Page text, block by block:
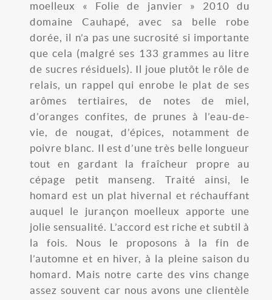
moelleux « Folie de janvier » 2010 du
domaine Cauhapé, avec sa belle robe
dorée, il n’a pas une sucrosité si importante
que cela (malgré ses 133 grammes au litre
de sucres résiduels). Il joue plutôt le rôle de
relais, un rappel qui enrobe le plat de ses
arômes tertiaires, de notes de miel,
d’oranges confites, de prunes à l’eau-de-
vie, de nougat, d’épices, notamment de
poivre blanc. Il est d’une très belle longueur
tout en gardant la fraîcheur propre au
cépage petit manseng. Traité ainsi, le
homard est un plat hivernal et réchauffant
auquel le jurançon moelleux apporte une
jolie sensualité. L’accord est riche et subtil à
la fois. Nous le proposons à la fin de
l’automne et en hiver, à la pleine saison du
homard. Mais notre carte des vins change
assez souvent car nous avons une clientèle